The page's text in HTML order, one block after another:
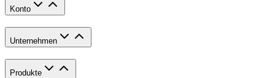
Konto
Unternehmen
Produkte